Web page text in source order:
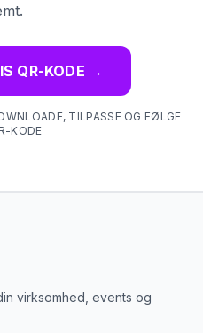
QR-KODE →
TILPASSE OG FØLGE
KODE
virksomhed, events og